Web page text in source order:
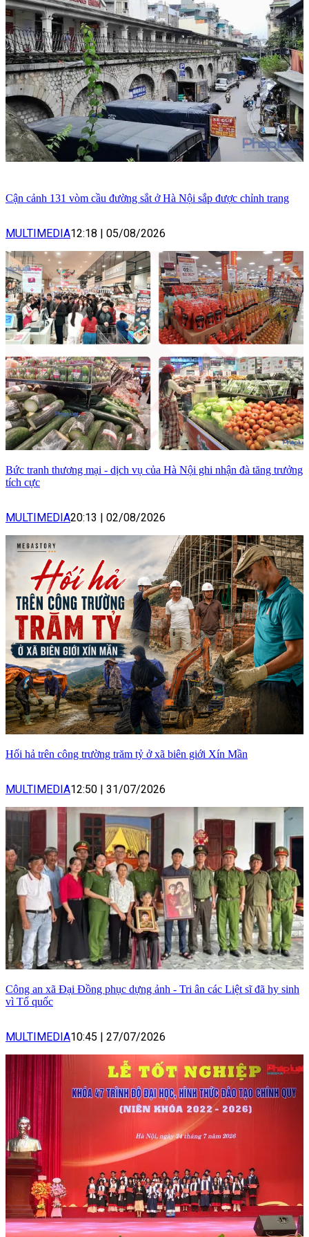
Cận cảnh 131 vòm cầu đường sắt ở Hà Nội sắp được chỉnh trang
MULTIMEDIA12:18 05/08/2026
Bức tranh thương mại - dịch vụ của Hà Nội ghi nhận đà tăng trưởng
tích cực
MULTIMEDIA20:13 02/08/2026
Hối hả trên công trường trăm tỷ ở xã biên giới Xín Mần
MULTIMEDIA12:50 31/07/2026
Công an xã Đại Đồng phục dựng ảnh - Tri ân các Liệt sĩ đã hy sinh
vì Tổ quốc
MULTIMEDIA10:45 | 27/07/2026